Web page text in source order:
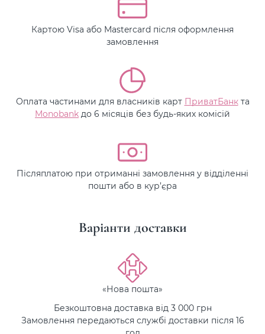
Картою Visa або Mastercard після оформлення
замовлення
Оплата частинами для власників карт ПриватБанкта
Monobank до 6 місяців без будь-яких комісій
Післяплатою при отриманні замовлення у відділенні
пошти або в кур’єра
Варіанти доставки
«Нова пошта»
Безкоштовна доставка від 3 000 грн
Замовлення передаються службі доставки після 16